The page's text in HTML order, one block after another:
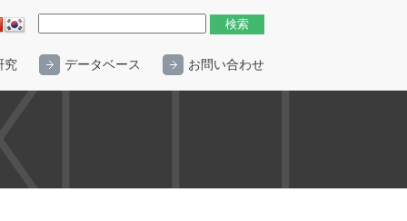
究 データベース お問い合わせ